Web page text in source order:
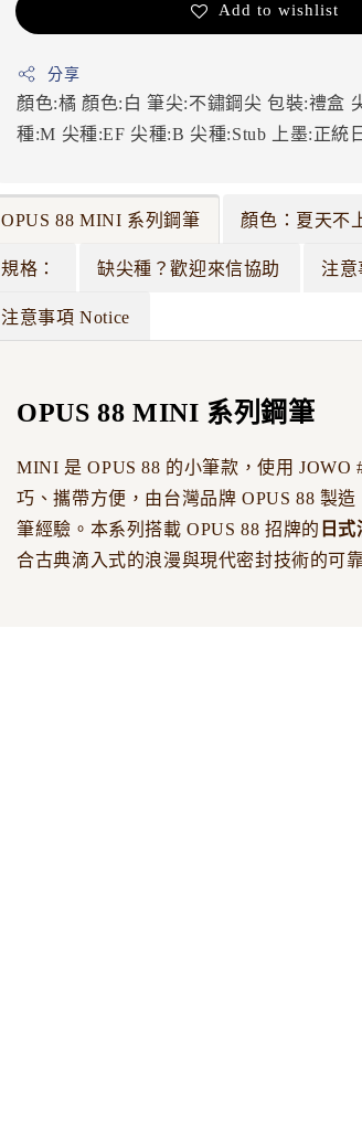
Add to wishlist
分享
顏色:橘 顏色:白筆尖:不鏽鋼尖 包裝:禮盒
種:M 尖種:EF尖種:B尖種:Stub 上墨:正統
OPUS 88 MINI 系列鋼筆 顏色：夏天不
規格： 缺尖種？歡迎來信協助 注意
注意事項 Notice
OPUS 88 MINI 系列鋼筆
MINI 是 OPUS 88 的小筆款，使用 JOWO
巧、攜帶方便，由台灣品牌 OPUS 88 製
筆經驗。本系列搭載 OPUS 88 招牌的 日
合古典滴入式的浪漫與現代密封技術的可